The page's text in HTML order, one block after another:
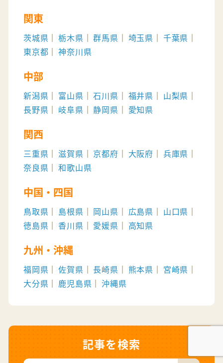
記事を検索
関東
茨城県 栃木県 群馬県 埼玉県
千葉県
東京都
神奈川県
中部
新潟県 富山県 石川県 福井県
山梨県
長野県
岐阜県 静岡県 愛知県
関西
三重県 滋賀県 京都府 大阪府
兵庫県
奈良県
和歌山県
中国・四国
鳥取県 島根県 岡山県 広島県
山口県
徳島県
香川県 愛媛県 高知県
九州・沖縄
福岡県 佐賀県 長崎県 熊本県
宮崎県
大分県
鹿児島県 沖縄県